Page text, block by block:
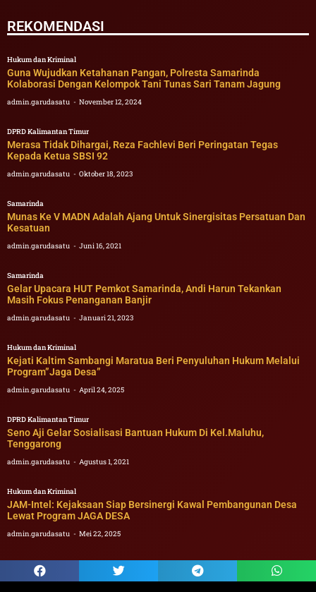
REKOMENDASI
Hukum dan Kriminal
Guna Wujudkan Ketahanan Pangan, Polresta Samarinda
Kolaborasi Dengan Kelompok Tani Tunas Sari Tanam Jagung
admin.garudasatu November 12, 2024
DPRD Kalimantan Timur
Merasa Tidak Dihargai, Reza Fachlevi Beri Peringatan Tegas
Kepada Ketua SBSI 92
admin.garudasatu Oktober 18, 2023
Samarinda
Munas Ke V MADN Adalah Ajang Untuk Sinergisitas Persatuan Dan
Kesatuan
admin.garudasatu Juni 16, 2021
Samarinda
Gelar Upacara HUT Pemkot Samarinda, Andi Harun Tekankan
Masih Fokus Penanganan Banjir
admin.garudasatu Januari 21, 2023
Hukum dan Kriminal
Kejati Kaltim Sambangi Maratua Beri Penyuluhan Hukum Melalui
Program”Jaga Desa”
admin.garudasatu April 24, 2025
DPRD Kalimantan Timur
Seno Aji Gelar Sosialisasi Bantuan Hukum Di Kel.Maluhu,
Tenggarong
admin.garudasatu Agustus 1, 2021
Hukum dan Kriminal
JAM-Intel: Kejaksaan Siap Bersinergi Kawal Pembangunan Desa
Lewat Program JAGA DESA
admin.garudasatu Mei 22, 2025